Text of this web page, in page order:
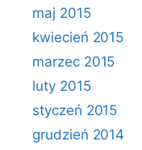
maj 2015
kwiecień 2015
marzec 2015
luty 2015
styczeń 2015
grudzień 2014